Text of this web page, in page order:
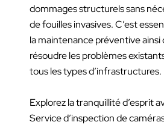
dommages structurels sans
de fouilles invasives. C’est
la maintenance préventive ainsi
résoudre les problèmes
tous les types d’infrastructures.
Explorez la tranquillité d’esprit
Service d’inspection de